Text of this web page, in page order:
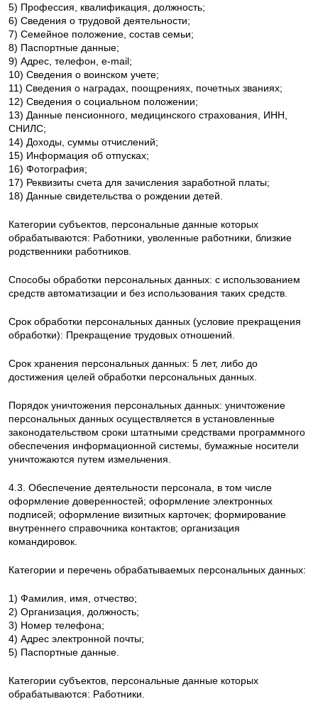
5) Профессия, квалификация, должность;
6) Сведения о трудовой деятельности;
7) Семейное положение, состав семьи;
8) Паспортные данные;
9) Адрес, телефон, e-mail;
10) Сведения о воинском учете;
11) Сведения о наградах, поощрениях, почетных званиях;
12) Сведения о социальном положении;
13) Данные пенсионного, медицинского страхования, ИНН,
СНИЛС;
14) Доходы, суммы отчислений;
15) Информация об отпусках;
16) Фотография;
17) Реквизиты счета для зачисления заработной платы;
18) Данные свидетельства о рождении детей.
Категории субъектов, персональные данные которых
обрабатываются: Работники, уволенные работники, близкие
родственники работников.
Способы обработки персональных данных: с использованием
средств автоматизации и без использования таких средств.
Срок обработки персональных данных (условие прекращения
обработки): Прекращение трудовых отношений.
Срок хранения персональных данных: 5 лет, либо до
достижения целей обработки персональных данных.
Порядок уничтожения персональных данных: уничтожение
персональных данных осуществляется в установленные
законодательством сроки штатными средствами программного
обеспечения информационной системы, бумажные носители
уничтожаются путем измельчения.
4.3. Обеспечение деятельности персонала, в том числе
оформление доверенностей; оформление электронных
подписей; оформление визитных карточек; формирование
внутреннего справочника контактов; организация
командировок.
Категории и перечень обрабатываемых персональных данных:
1) Фамилия, имя, отчество;
2) Организация, должность;
3) Номер телефона;
4) Адрес электронной почты;
5) Паспортные данные.
Категории субъектов, персональные данные которых
обрабатываются: Работники.